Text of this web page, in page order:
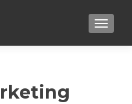
Toggle